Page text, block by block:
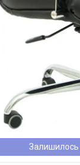
Залишилось